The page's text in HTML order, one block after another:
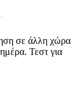
σε άλλη χώρα
Τεστ για